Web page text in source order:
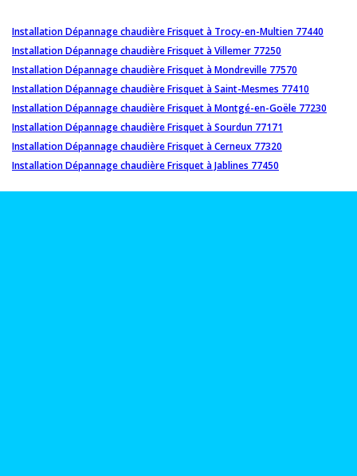
Installation Dépannage chaudière Frisquet à Trocy-en-Multien 77440
Installation Dépannage chaudière Frisquet à Villemer 77250
Installation Dépannage chaudière Frisquet à Mondreville 77570
Installation Dépannage chaudière Frisquet à Saint-Mesmes 77410
Installation Dépannage chaudière Frisquet à Montgé-en-Goële 77230
Installation Dépannage chaudière Frisquet à Sourdun 77171
Installation Dépannage chaudière Frisquet à Cerneux 77320
Installation Dépannage chaudière Frisquet à Jablines 77450